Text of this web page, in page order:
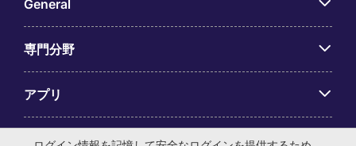
General
専門分野
アプリ
Employer Centre